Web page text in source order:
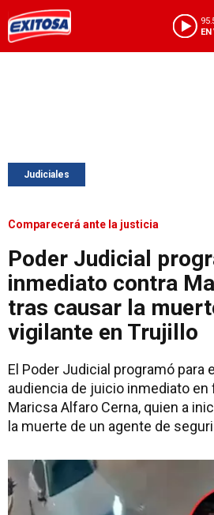
EN
Judiciales
Comparecerá ante la justicia
Poder Judicial
inmediato contra
tras causar la
vigilante en Trujillo
El Poder Judicial programó para
audiencia de juicio inmediato en
Maricsa Alfaro Cerna, quien a
la muerte de un agente de